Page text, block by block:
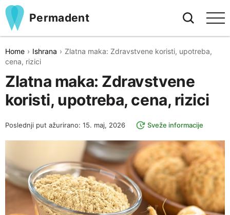
Permadent
Home Ishrana
Zlatna maka: Zdravstvene koristi, upotreba,
cena, rizici
Zlatna maka: Zdravstvene
koristi, upotreba, cena, rizici
Poslednji put ažurirano: 15. maj, 2026 Sveže informacije